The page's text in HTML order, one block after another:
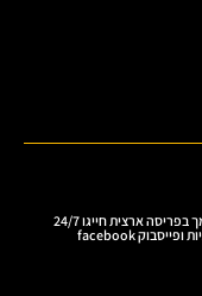
Ⓒ כל הזכויות שמורות eyalock. להזמנת מנעולן מוסמך בפריסה ארצית חייגו 24/7